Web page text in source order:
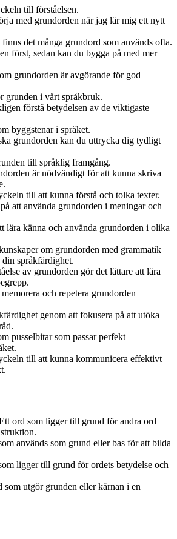
till förståelsen.
med grundorden när jag lär mig ett nytt
det många grundord som används ofta.
först, sedan kan du bygga på med mer
grundorden är avgörande för god
grunden i vårt språkbruk.
förstå betydelsen av de viktigaste
byggstenar i språket.
grundorden kan du uttrycka dig tydligt
till språklig framgång.
är nödvändigt för att kunna skriva
till att kunna förstå och tolka texter.
att använda grundorden i meningar och
lära känna och använda grundorden i olika
om grundorden med grammatik
språkfärdighet.
av grundorden gör det lättare att lära
och repetera grundorden
genom att fokusera på att utöka
pusselbitar som passar perfekt
till att kunna kommunicera effektivt
ord som ligger till grund för andra ord
används som grund eller bas för att bilda
ligger till grund för ordets betydelse och
som utgör grunden eller kärnan i en